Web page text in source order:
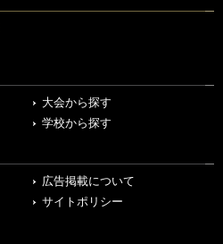
大会から探す
学校から探す
広告掲載について
サイトポリシー